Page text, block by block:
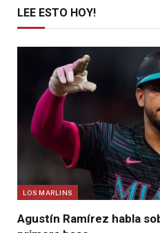
LEE ESTO HOY!
LOS MARLINS
Agustín Ramírez habla